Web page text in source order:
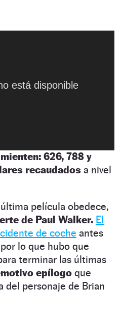
está disponible
está disponible
está disponible
está disponible
instrumentospara
626, 788 y
recaudados a nivel
película obedece,
de Paul Walker. El
de coche antes
lo que hubo que
terminar las últimas
epílogo que
del personaje de Brian